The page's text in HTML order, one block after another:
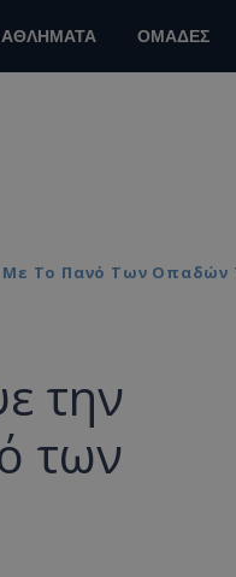
ΟΜΑΔΕΣ
Με Το Πανό Των
την
των